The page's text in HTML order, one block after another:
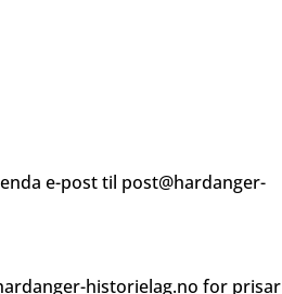
e-post til post@hardanger-
historielag.no for prisar